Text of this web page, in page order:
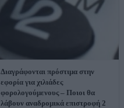
Διαγράφονται πρόστιμα στην
εφορία για χιλιάδες
φορολογούμενους – Ποιοι θα
λάβουν αναδρομικά επιστροφή 2